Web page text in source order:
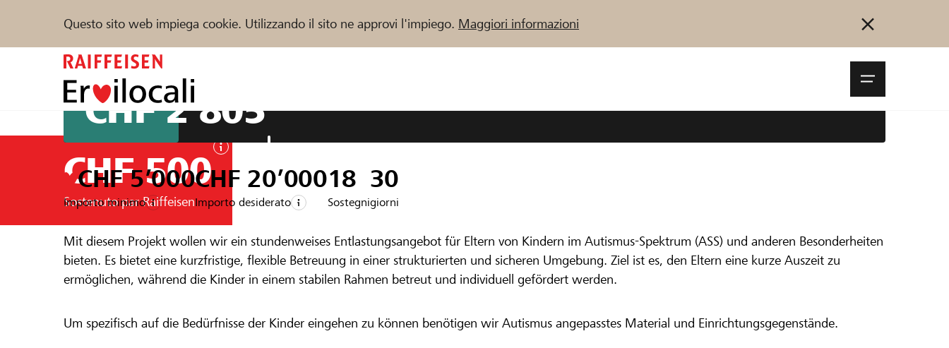
Questo sito web impiega cookie. Utilizzando il sito ne approvi l'impiego. Maggiori informazioni
Sostenere Aiuto & supporto Partner / Banche Raiffeisen Collegarsi Registrazione
Trova progetti e organizzazioni
DE FR IT
CHF 500
Sostenuto par Raiffeisen
Zentrum für Kinder mit besonderen
Bedürfnissen und deren Familie
Un progetto della regione della Raiffeisenbank Emmental
Mit diesem Projekt wollen wir ein stundenweises Entlastungsangebot für Eltern von Kindern im Autismus-Spektrum (ASS) und anderen Besonderheiten
bieten. Es bietet eine kurzfristige, flexible Betreuung in einer strukturierten und sicheren Umgebung. Ziel ist es, den Eltern eine kurze Auszeit zu
ermöglichen, während die Kinder in einem stabilen Rahmen betreut und individuell gefördert werden.
Um spezifisch auf die Bedürfnisse der Kinder eingehen zu können benötigen wir Autismus angepasstes Material und Einrichtungsgegenstände.
CHF 2’805
CHF 5’000
Importo minimo
CHF 20’000
Importo desiderato
18
Sostegni
30
giorni